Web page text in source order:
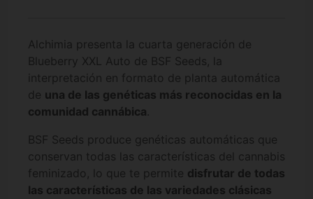
Alchimia presenta la cuarta generación de
Blueberry XXL Auto de BSF Seeds, la
interpretación en formato de planta automática
de una de las genéticas más reconocidas en la
comunidad cannábica.
BSF Seeds produce genéticas automáticas que
conservan todas las características del cannabis
feminizado, lo que te permite disfrutar de todas
las características de las variedades clásicas